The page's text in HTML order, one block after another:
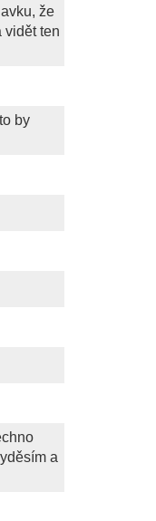
že
vidět ten
by
a